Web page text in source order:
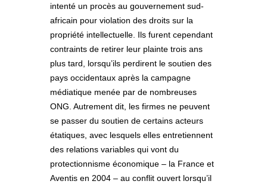
intenté un procès au gouvernement sud-
africain pour violation des droits sur la
propriété intellectuelle. Ils furent cependant
contraints de retirer leur plainte trois ans
plus tard, lorsqu’ils perdirent le soutien des
pays occidentaux après la campagne
médiatique menée par de nombreuses
ONG. Autrement dit, les firmes ne peuvent
se passer du soutien de certains acteurs
étatiques, avec lesquels elles entretiennent
des relations variables qui vont du
protectionnisme économique – la France et
Aventis en 2004 – au conflit ouvert lorsqu’il